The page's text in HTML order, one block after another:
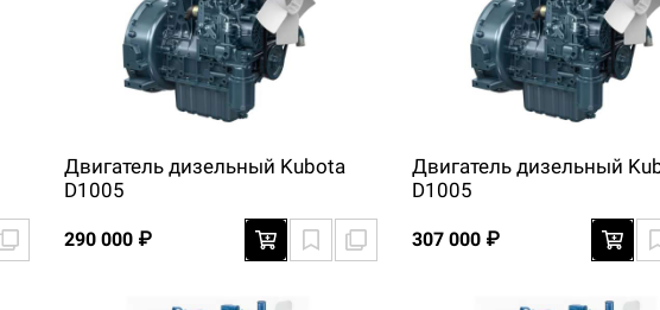
Двигатель дизельный Kubota
D1005
290 000 ₽
Двигатель дизельный
D1005
307 000 ₽